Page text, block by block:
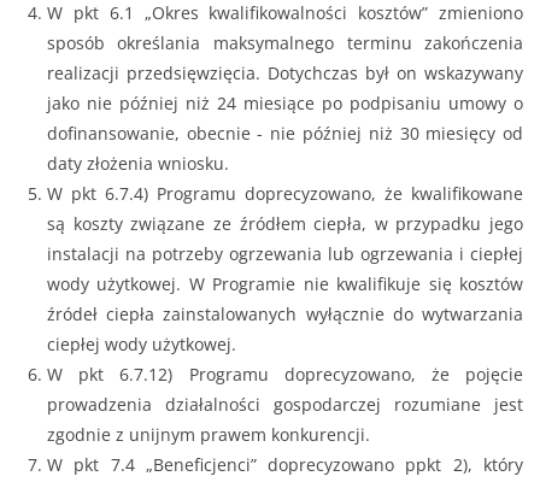
W pkt 6.1 „Okres kwalifikowalności kosztów” zmieniono
sposób określania maksymalnego terminu zakończenia
realizacji przedsięwzięcia. Dotychczas był on wskazywany
jako nie później niż 24 miesiące po podpisaniu umowy o
dofinansowanie, obecnie - nie później niż 30 miesięcy od
daty złożenia wniosku.
W pkt 6.7.4) Programu doprecyzowano, że kwalifikowane
są koszty związane ze źródłem ciepła, w przypadku jego
instalacji na potrzeby ogrzewania lub ogrzewania i ciepłej
wody użytkowej. W Programie nie kwalifikuje się kosztów
źródeł ciepła zainstalowanych wyłącznie do wytwarzania
ciepłej wody użytkowej.
W pkt 6.7.12) Programu doprecyzowano, że pojęcie
prowadzenia działalności gospodarczej rozumiane jest
zgodnie z unijnym prawem konkurencji.
W pkt 7.4 „Beneficjenci” doprecyzowano ppkt 2), który